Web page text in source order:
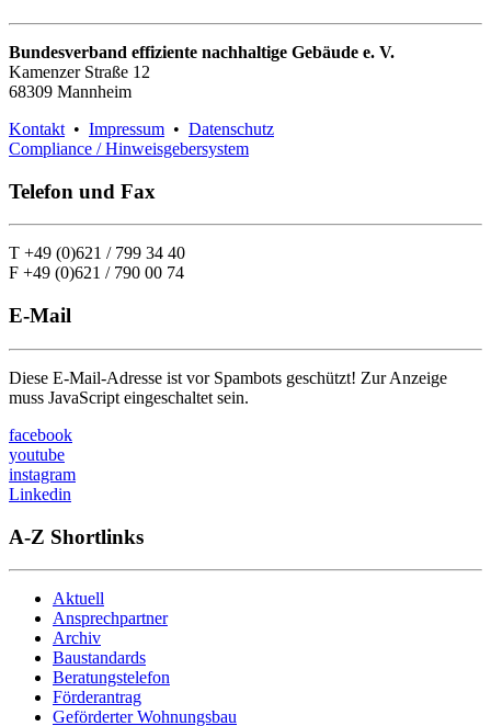
Bundesverband effiziente nachhaltige Gebäude e. V.
Kamenzer Straße 12
68309 Mannheim
Kontakt • Impressum • Datenschutz
Compliance / Hinweisgebersystem
Telefon und Fax
T +49 (0)621 / 799 34 40
F +49 (0)621 / 790 00 74
E-Mail
Diese E-Mail-Adresse ist vor Spambots geschützt! Zur Anzeige
muss JavaScript eingeschaltet sein.
facebook
youtube
instagram
Linkedin
A-Z Shortlinks
Aktuell
Ansprechpartner
Archiv
Baustandards
Beratungstelefon
Förderantrag
Geförderter Wohnungsbau